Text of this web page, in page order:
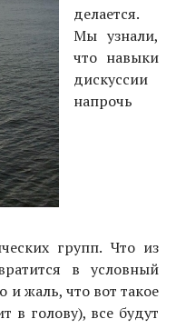
делается.
Мы узнали,
что навыки
дискуссии
напрочь
групп. Что из
в условный
и жаль, что вот такое
в голову), все будут